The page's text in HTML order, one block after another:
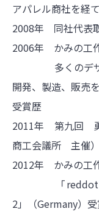
アパレル商社を経
2008年 同社代表
2006年 かみの工
多くのデザイ
開発、製造、販売
受賞歴
2011年 第九回
商工会議所 主催）
2012年 かみの工
「reddot
2」（Germany）